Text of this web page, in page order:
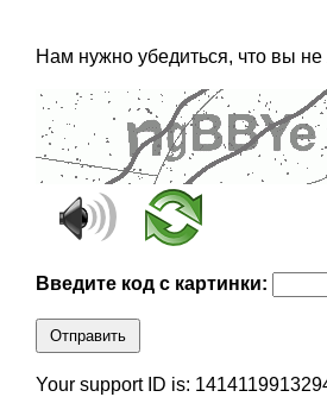
Нам нужно убедиться, что вы не
Введите код с картинки:
Отправить
Your support ID is: